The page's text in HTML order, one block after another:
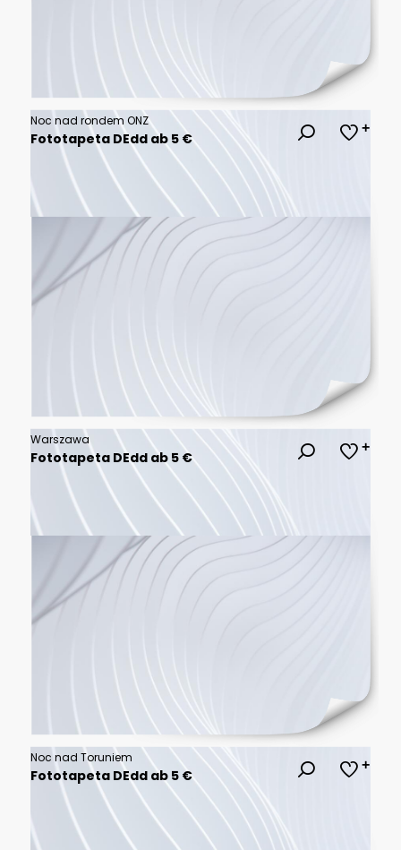
Noc nad rondem ONZ
Fototapeta DEdd ab 5 €
Warszawa
Fototapeta DEdd ab 5 €
Noc nad Toruniem
Fototapeta DEdd ab 5 €